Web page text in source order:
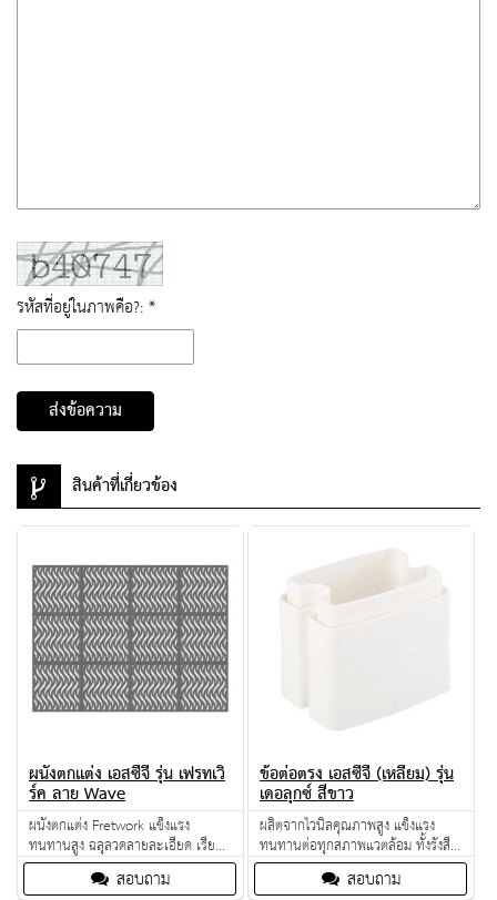
รหัสที่อยู่ในภาพคือ?: *
ส่งข้อความ
สินค้าที่เกี่ยวข้อง
ผนังตกแต่ง เอสซีจี รุ่น เฟรทเวิ
ร์ค ลาย Wave
ผนังตกแต่ง Fretwork แข็งแรง
ทนทานสูง ฉลุลวดลายละเอียด เรียบ
เนียน ด้วยเทคนิค Water Jet
สอบถาม
ข้อต่อตรง เอสซีจี (เหลี่ยม) รุ่น
เดอลุกซ์ สีขาว
ผลิตจากไวนิลคุณภาพสูง แข็งแรง
ทนทานต่อทุกสภาพแวตล้อม ทั้งรังสี
UV จากแสงแดด และฝนกรด ไม่เป็น
สนิมตลอดอายุการใช้งาน
สอบถาม